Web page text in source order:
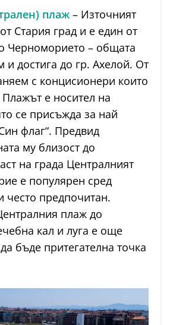
плаж– Източният
Стария град и е един от
Черноморието – общата
и достига до гр. Ахелой. От
с концисионери които
е носител на
се присъжда за най
флаг“. Предвид
му близост до
на града Централният
е популярен сред
често предпочитан.
плаж до
кал и луга е още
бъде притегателна точка